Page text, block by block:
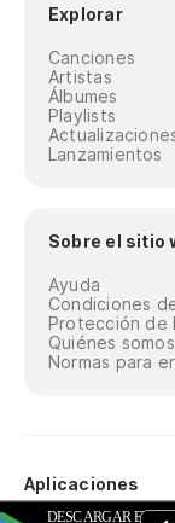
Explorar
Canciones
Artistas
Álbumes
Playlists
Lanzamientos
Sobre el sitio
Ayuda
Condiciones
Protección de
Quiénes somos
Normas para
Aplicaciones